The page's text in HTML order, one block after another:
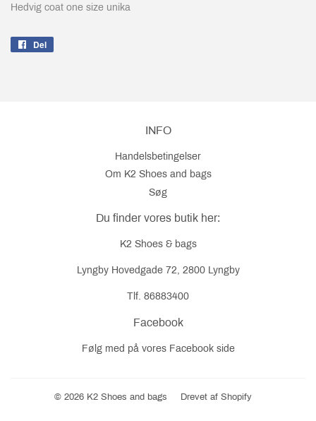
Hedvig coat one size unika
Del
INFO
Handelsbetingelser
Om K2 Shoes and bags
Søg
Du finder vores butik her:
K2 Shoes & bags
Lyngby Hovedgade 72, 2800 Lyngby
Tlf. 86883400
Facebook
Følg med på vores Facebookside
© 2026 K2 Shoes and bags Drevet af Shopify